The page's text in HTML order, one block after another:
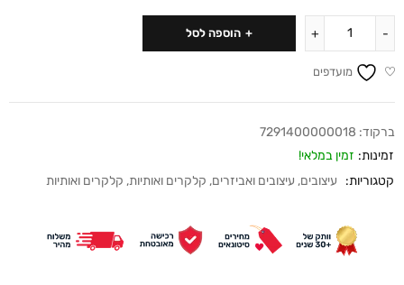
הוספה לסל
מועדפים
ברקוד: 7291400000018
זמינות: זמין במלאי!
קטגוריות:
עיצובים, עיצובים ואביזרים, קלקרים ואותיות, קלקרים ואותיות